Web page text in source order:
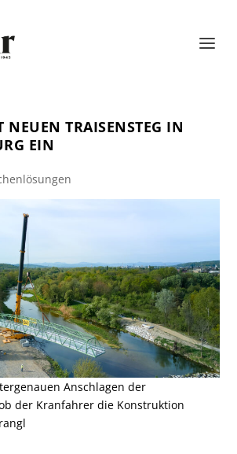
NEUEN TRAISENSTEG IN
EIN
Anschlagen der
der Kranfahrer die Konstruktion